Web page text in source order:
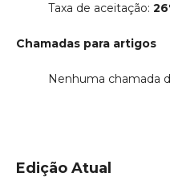
Taxa de aceitação:
Chamadas para artigos
Nenhuma chamada
Edição Atual